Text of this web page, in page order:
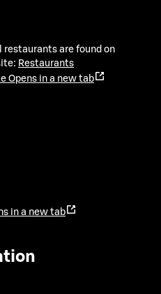
restaurants are found on
Restaurants
Opens in a new tab
in a new tab